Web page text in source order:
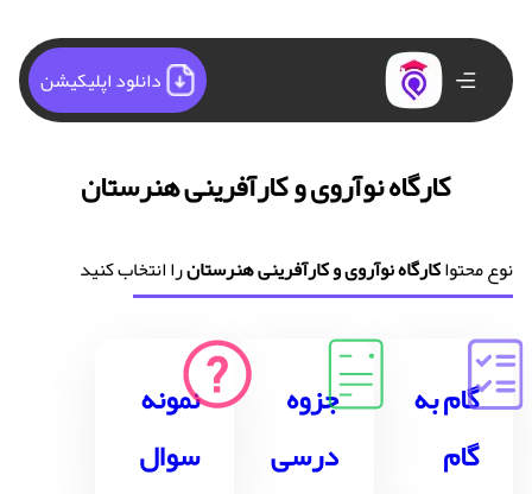
دانلود اپلیکیشن
کارگاه نوآروی و کارآفرینی هنرستان
نوع محتواکارگاه نوآروی و کارآفرینی هنرستانرا انتخاب کنید
گام به
گام
جزوه
درسی
نمونه
سوال